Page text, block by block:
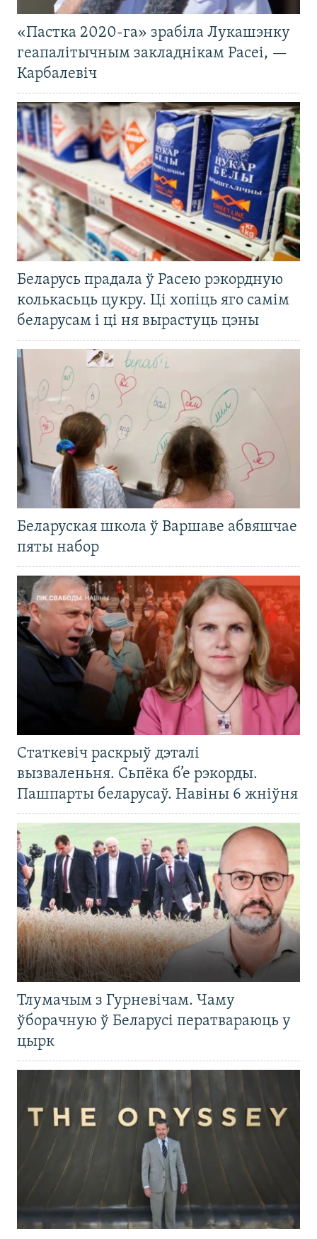
«Пастка 2020-га» зрабіла Лукашэнку
геапалітычным закладнікам Расеі, —
Карбалевіч
Беларусь прадала ў Расею рэкордную
колькасьць цукру. Ці хопіць яго самім
беларусам і ці ня вырастуць цэны
Беларуская школа ў Варшаве абвяшчае
пяты набор
Статкевіч раскрыў дэталі
вызваленьня. Сьпёка б’е рэкорды.
Пашпарты беларусаў. Навіны 6 жніўня
Тлумачым з Гурневічам. Чаму
ўборачную ў Беларусі ператвараюць у
цырк